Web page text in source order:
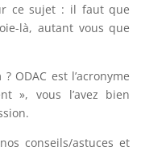
ce sujet : il faut que
là, autant vous que
ODAC est l’acronyme
», vous l’avez bien
conseils/astuces et